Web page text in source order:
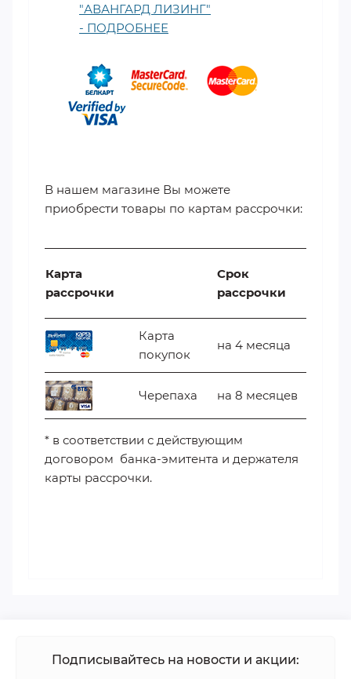
"АВАНГАРД ЛИЗИНГ"
- ПОДРОБНЕЕ
В нашем магазине Вы можете
приобрести товары по картам рассрочки:
Карта
рассрочки
Срок
рассрочки
Карта
покупок
на 4 месяца
Черепаха на 8 месяцев
* в соответствии с действующим
договором банка-эмитента и держателя
карты рассрочки.
Подписывайтесь на новости и акции: